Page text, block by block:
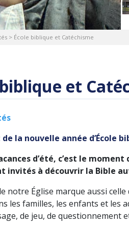
> École biblique et Catéchisme
et
la nouvelle année d’École
d’été, c’est le
invités à découvrir la Bible
notre Église marque aussi
les familles, les enfants et les
de jeu, de questionnement